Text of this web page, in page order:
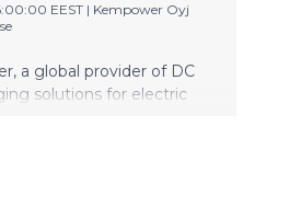
EEST | Kempower Oyj
a global provider of DC
solutions for electric